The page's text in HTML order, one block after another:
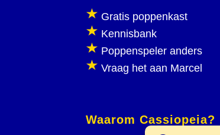
Gratis poppenkast
Kennisbank
Poppenspeler anders
Vraag het aan Marcel
Waarom Cassiopeia?